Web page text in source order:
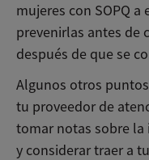
mujeres con SOPQ a
prevenirlas antes de
después de que se
Algunos otros
tu proveedor de
tomar notas sobre
y considerar traer a